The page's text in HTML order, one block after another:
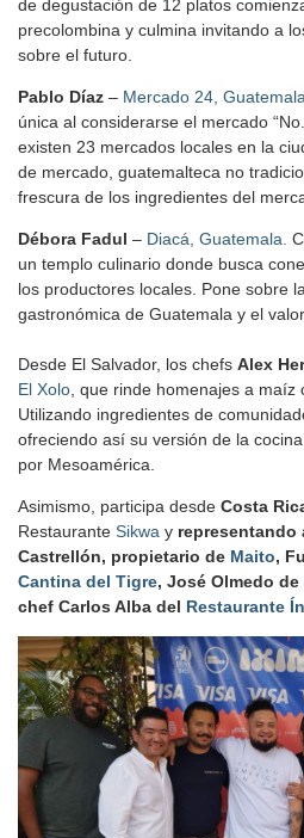
de degustación de 12 platos
precolombina y culmina invitando a
sobre el futuro.
Pablo Díaz – Mercado 24, Guatemala
única al considerarse el mercado
existen 23 mercados locales en la
de mercado, guatemalteca no
frescura de los ingredientes del
Débora Fadul – Diacá, Guatemala.
un templo culinario donde busca
los productores locales. Pone sobre
gastronómica de Guatemala y el
Desde El Salvador, los chefs Alex
El Xolo , que rinde homenajes a maíz
Utilizando ingredientes de
ofreciendo así su versión de la
por Mesoamérica.
Asimismo, participa desde Costa
Restaurante Sikwa y representando
Castrellón, propietario de Maito,
Cantina del Tigre, José Olmedo de
chef Carlos Alba del Restaurante